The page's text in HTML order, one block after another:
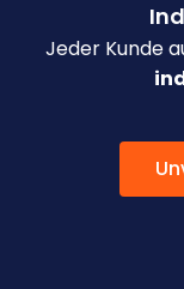
Jeder Kunde